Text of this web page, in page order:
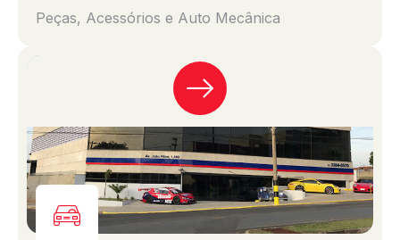
Peças, Acessórios e Auto Mecânica